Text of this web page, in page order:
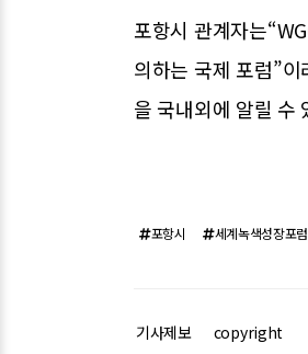
포항시 관계자는
의하는 국제 포럼”
을 국내외에 알릴 수
포항시 세계녹색성장포럼
기사제보 copyright